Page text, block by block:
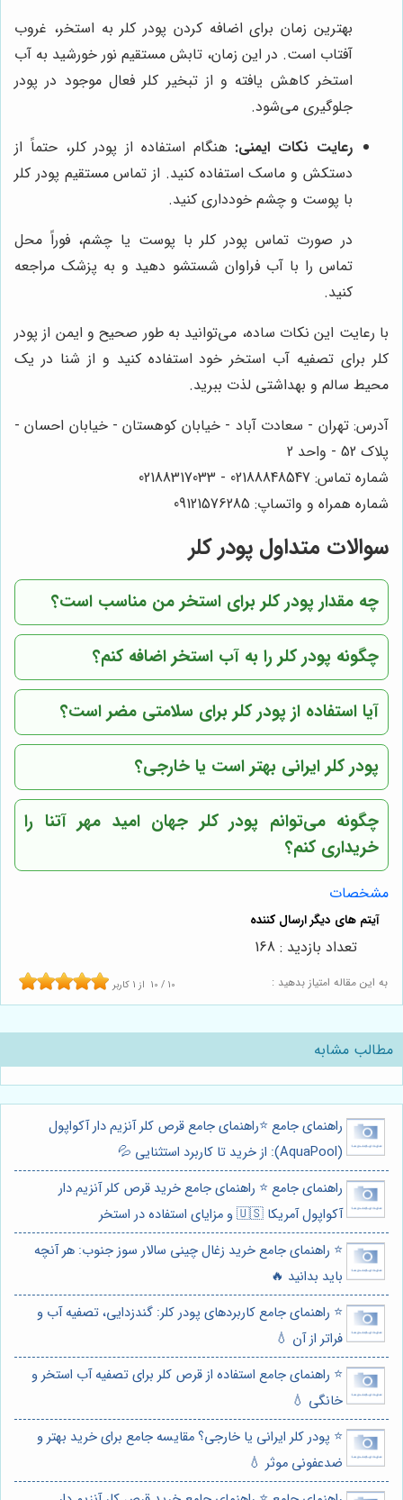
بهترین زمان برای اضافه کردن پودر کلر به استخر، غروب
آفتاب است. در این زمان، تابش مستقیم نور خورشید به آب
استخر کاهش یافته و از تبخیر کلر فعال موجود در پودر
جلوگیری می‌شود.
رعایت نکات ایمنی: هنگام استفاده از پودر کلر، حتماً از
دستکش و ماسک استفاده کنید. از تماس مستقیم پودر کلر
با پوست و چشم خودداری کنید.
در صورت تماس پودر کلر با پوست یا چشم، فوراً محل
تماس را با آب فراوان شستشو دهید و به پزشک مراجعه
کنید.
با رعایت این نکات ساده، می‌توانید به طور صحیح و ایمن از پودر
کلر برای تصفیه آب استخر خود استفاده کنید و از شنا در یک
محیط سالم و بهداشتی لذت ببرید.
آدرس: تهران - سعادت آباد - خیابان کوهستان - خیابان احسان -
پلاک 52 - واحد 2
شماره تماس: 02188848547 - 02188317033
شماره همراه و واتساپ: 09121576285
سوالات متداول پودر کلر
چه مقدار پودر کلر برای استخر من مناسب است؟
چگونه پودر کلر را به آب استخر اضافه کنم؟
آیا استفاده از پودر کلر برای سلامتی مضر است؟
پودر کلر ایرانی بهتر است یا خارجی؟
چگونه می‌توانم پودر کلر جهان امید مهر آتنا را
خریداری کنم؟
مشخصات
به این مقاله امتیاز بدهید : 10 / 10 از 1 کاربر
تعداد بازدید : 168
مطالب مشابه
راهنمای جامع ⭐️راهنمای جامع قرص کلر آنزیم دار آکواپول
(AquaPool): از خرید تا کاربرد استثنایی 💦
راهنمای جامع ⭐️ راهنمای جامع خرید قرص کلر آنزیم دار
آکواپول آمریکا 🇺🇸 و مزایای استفاده در استخر
⭐️ راهنمای جامع خرید زغال چینی سالار سوز جنوب: هر آنچه
باید بدانید 🔥
⭐️ راهنمای جامع کاربردهای پودر کلر: گندزدایی، تصفیه آب و
فراتر از آن 💧
⭐️ راهنمای جامع استفاده از قرص کلر برای تصفیه آب استخر و
خانگی 💧
⭐️ پودر کلر ایرانی یا خارجی؟ مقایسه جامع برای خرید بهتر و
ضدعفونی موثر 💧